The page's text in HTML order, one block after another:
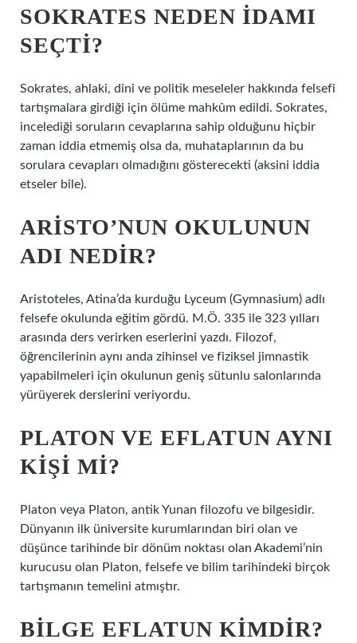
SOKRATES NEDEN IDAMI
SEÇTI?
Sokrates, ahlaki, dini ve politik meseleler hakkında felsefi
tartışmalara girdiği için ölüme mahkûm edildi. Sokrates,
incelediği soruların cevaplarına sahip olduğunu hiçbir
zaman iddia etmemiş olsa da, muhataplarının da bu
sorulara cevapları olmadığını gösterecekti (aksini iddia
etseler bile).
ARISTO’NUN OKULUNUN
ADI NEDIR?
Aristoteles, Atina’da kurduğu Lyceum (Gymnasium) adlı
felsefe okulunda eğitim gördü. M.Ö. 335 ile 323 yılları
arasında ders verirken eserlerini yazdı. Filozof,
öğrencilerinin aynı anda zihinsel ve fiziksel jimnastik
yapabilmeleri için okulunun geniş sütunlu salonlarında
yürüyerek derslerini veriyordu.
PLATON VE EFLATUN AYNI
KIŞI MI?
Platon veya Platon, antik Yunan filozofu ve bilgesidir.
Dünyanın ilk üniversite kurumlarından biri olan ve
düşünce tarihinde bir dönüm noktası olan Akademi’nin
kurucusu olan Platon, felsefe ve bilim tarihindeki birçok
tartışmanın temelini atmıştır.
BILGE EFLATUN KIMDIR?